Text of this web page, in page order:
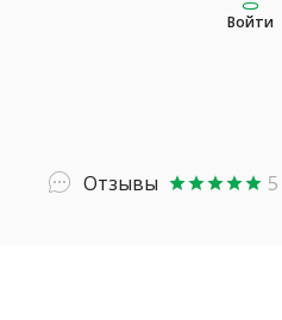
Войти
Отзывы starstarstarstarstar 5